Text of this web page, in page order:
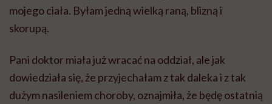
mojego ciała. Byłam jedną wielką raną, blizną i
skorupą.
Pani doktor miała już wracać na oddział, ale jak
dowiedziała się, że przyjechałam z tak daleka i z tak
dużym nasileniem choroby, oznajmiła, że będę ostatnią